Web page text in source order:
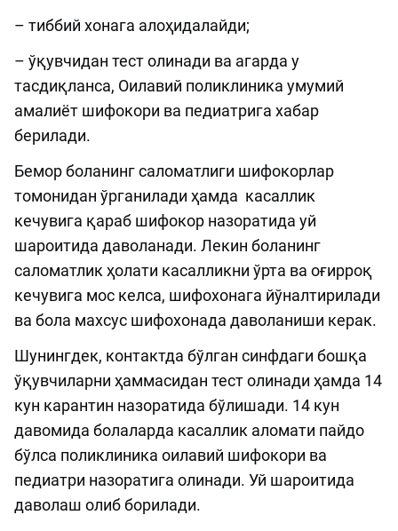
– тиббий хонага алоҳидалайди;
– ўқувчидан тест олинади ва агарда у
тасдиқланса, Оилавий поликлиника умумий
амалиёт шифокори ва педиатрига хабар
берилади.
Бемор боланинг саломатлиги шифокорлар
томонидан ўрганилади ҳамда касаллик
кечувига қараб шифокор назоратида уй
шароитида даволанади. Лекин боланинг
саломатлик ҳолати касалликни ўрта ва оғирроқ
кечувига мос келса, шифохонага йўналтирилади
ва бола махсус шифохонада даволаниши керак.
Шунингдек, контактда бўлган синфдаги бошқа
ўқувчиларни ҳаммасидан тест олинади ҳамда 14
кун карантин назоратида бўлишади. 14 кун
давомида болаларда касаллик аломати пайдо
бўлса поликлиника оилавий шифокори ва
педиатри назоратига олинади. Уй шароитида
даволаш олиб борилади.